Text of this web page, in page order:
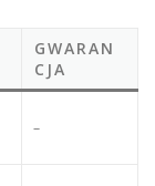
GWARAN
CJA
–